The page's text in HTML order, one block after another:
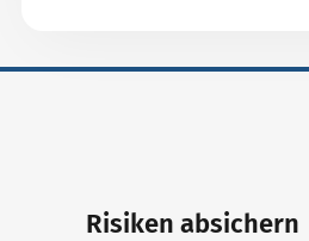
Risiken absichern